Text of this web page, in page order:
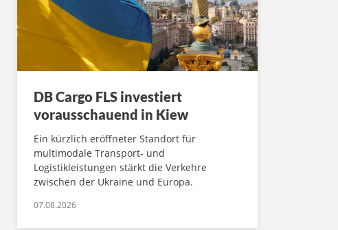
DB Cargo FLS investiert
vorausschauend in Kiew
Ein kürzlich eröffneter Standort für
multimodale Transport- und
Logistikleistungen stärkt die Verkehre
zwischen der Ukraine und Europa.
07.08.2026